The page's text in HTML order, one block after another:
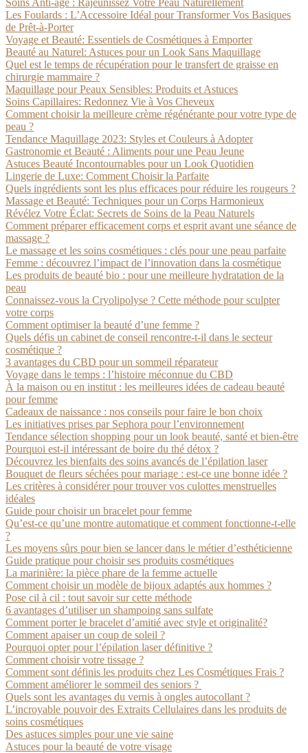
Soins Anti-âge : Rajeunissez Votre Peau Naturellement
Les Foulards : L’Accessoire Idéal pour Transformer Vos Basiques
de Prêt-à-Porter
Voyage et Beauté: Essentiels de Cosmétiques à Emporter
Beauté au Naturel: Astuces pour un Look Sans Maquillage
Quel est le temps de récupération pour le transfert de graisse en
chirurgie mammaire ?
Maquillage pour Peaux Sensibles: Produits et Astuces
Soins Capillaires: Redonnez Vie à Vos Cheveux
Comment choisir la meilleure crème régénérante pour votre type de
peau ?
Tendance Maquillage 2023: Styles et Couleurs à Adopter
Gastronomie et Beauté : Aliments pour une Peau Jeune
Astuces Beauté Incontournables pour un Look Quotidien
Lingerie de Luxe: Comment Choisir la Parfaite
Quels ingrédients sont les plus efficaces pour réduire les rougeurs ?
Massage et Beauté: Techniques pour un Corps Harmonieux
Révélez Votre Éclat: Secrets de Soins de la Peau Naturels
Comment préparer efficacement corps et esprit avant une séance de
massage ?
Le massage et les soins cosmétiques : clés pour une peau parfaite
Femme : découvrez l’impact de l’innovation dans la cosmétique
Les produits de beauté bio : pour une meilleure hydratation de la
peau
Connaissez-vous la Cryolipolyse ? Cette méthode pour sculpter
votre corps
Comment optimiser la beauté d’une femme ?
Quels défis un cabinet de conseil rencontre-t-il dans le secteur
cosmétique ?
3 avantages du CBD pour un sommeil réparateur
Voyage dans le temps : l’histoire méconnue du CBD
À la maison ou en institut : les meilleures idées de cadeau beauté
pour femme
Cadeaux de naissance : nos conseils pour faire le bon choix
Les initiatives prises par Sephora pour l’environnement
Tendance sélection shopping pour un look beauté, santé et bien-être
Pourquoi est-il intéressant de boire du thé détox ?
Découvrez les bienfaits des soins avancés de l’épilation laser
Bouquet de fleurs séchées pour mariage : est-ce une bonne idée ?
Les critères à considérer pour trouver vos culottes menstruelles
idéales
Guide pour choisir un bracelet pour femme
Qu’est-ce qu’une montre automatique et comment fonctionne-t-elle
?
Les moyens sûrs pour bien se lancer dans le métier d’esthéticienne
Guide pratique pour choisir ses produits cosmétiques
La marinière: la pièce phare de la femme actuelle
Comment choisir un modèle de bijoux adaptés aux hommes ?
Pose cil à cil : tout savoir sur cette méthode
6 avantages d’utiliser un shampoing sans sulfate
Comment porter le bracelet d’amitié avec style et originalité?
Comment apaiser un coup de soleil ?
Pourquoi opter pour l’épilation laser définitive ?
Comment choisir votre tissage ?
Comment sont définis les produits chez Les Cosmétiques Frais ?
Comment améliorer le sommeil des seniors ?
Quels sont les avantages du vernis à ongles autocollant ?
L’incroyable pouvoir des Extraits Cellulaires dans les produits de
soins cosmétiques
Des astuces simples pour une vie saine
Astuces pour la beauté de votre visage